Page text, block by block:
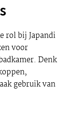
rol bij Japandi
voor
Denk
gebruik van